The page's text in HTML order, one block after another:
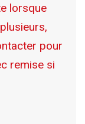
lorsque
pour
remise si